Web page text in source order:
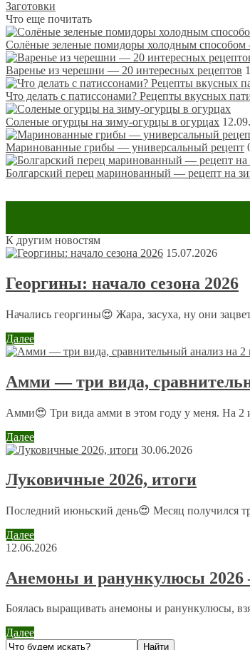
Заготовки
Что еще почитать
Солёные зеленые помидоры холодным способом
Варенье из черешни — 20 интересных рецептов
Что делать с патиссонами? Рецепты вкусных
Соленые огурцы на зиму-огурцы в огурцах
Маринованные грибы — универсальный рецепт
Болгарский перец маринованный — рецепт на
Оставить комментарий
Ваш адрес email не будет опубликован.
Комментарий *
Email
Сайт
Отправляя сообщение, Вы разрешаете сбор и
К другим новостям
15.07.2026
Георгины: начало сезона 2026
Начались георгины😍 Жара, засуха, ну они
Далее
Амми — три вида,
Амми😍 Три вида амми в этом году у меня. На 2
Далее
30.06.2026
Луковичные 2026, итоги
Последний июньский день😍 Месяц получился
Далее
12.06.2026
Анемоны и ранункулюсы
Боялась выращивать анемоны и ранункулюсы,
Далее